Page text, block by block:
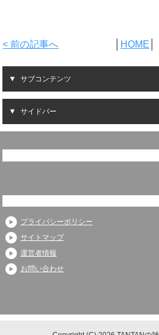
< 前の記事へ HOME
サブコンテンツ
サイドバー
プライバシーポリシー
サイトマップ
運営者情報
お問い合わせ